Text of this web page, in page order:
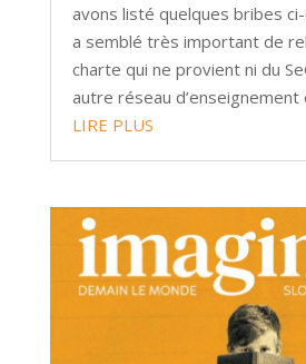
avons listé quelques bribes
a semblé très important de
charte qui ne provient ni du
autre réseau d’enseignement
LIRE PLUS